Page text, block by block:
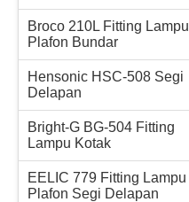
Broco 210L Fitting Lampu
Plafon Bundar
Hensonic HSC-508 Segi
Delapan
Bright-G BG-504 Fitting
Lampu Kotak
EELIC 779 Fitting Lampu
Plafon Segi Delapan